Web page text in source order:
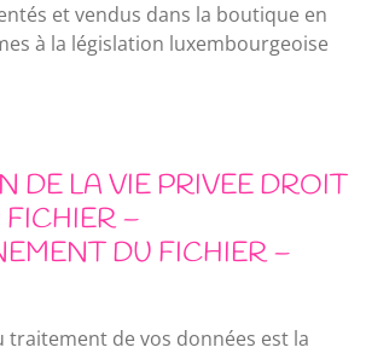
et vendus dans la boutique en
à la législation luxembourgeoise
DE LA VIE PRIVEE DROIT
FICHIER –
DU FICHIER –
traitement de vos données est la